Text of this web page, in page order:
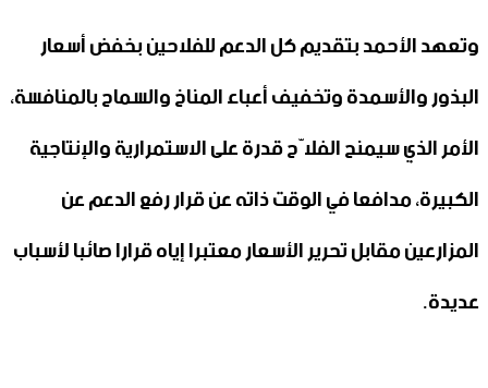
وتعهد الأحمد بتقديم كل الدعم للفلاحين بخفض أسعار
البذور والأسمدة وتخفيف أعباء المناخ والسماح بالمنافسة،
الأمر الذي سيمنح الفلاّح قدرة على الاستمرارية والإنتاجية
الكبيرة، مدافعا في الوقت ذاته عن قرار رفع الدعم عن
المزارعين مقابل تحرير الأسعار معتبرا إياه قرارا صائبا لأسباب
عديدة.